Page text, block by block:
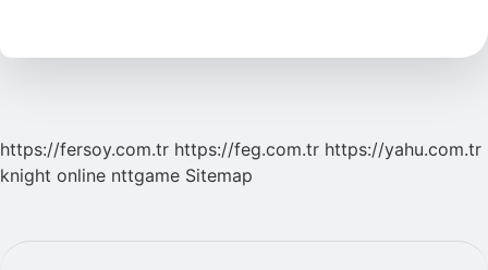
https://fersoy.com.tr https://feg.com.tr https://yahu.com.tr
knight online nttgame Sitemap